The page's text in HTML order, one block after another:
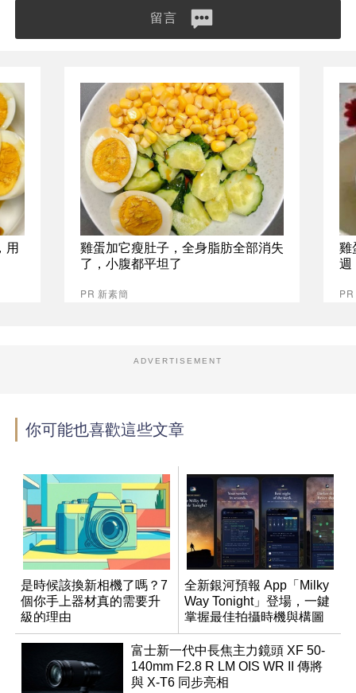
留言
用
雞蛋加它瘦肚子，全身脂肪全部消失
了，小腹都平坦了
PR 新素簡
雞
週
ADVERTISEMENT
你可能也喜歡這些文章
是時候該換新相機了嗎？7
個你手上器材真的需要升
級的理由
全新銀河預報 App「Milky
Way Tonight」登場，一鍵
掌握最佳拍攝時機與構圖
富士新一代中長焦主力鏡頭 XF 50-
140mm F2.8 R LM OIS WR II 傳將
與 X-T6 同步亮相